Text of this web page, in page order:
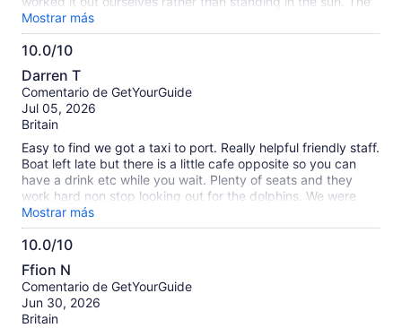
boat trip itself was fine, it was choppy and therefore a lot of
people being sick, Including someone from another party
being sick on someone in our party. No support or check in
clothing. Disappointing that there was no time at the end of
the trip to go to the toilet, or pop into a shop or two whilst
there. Just to get some water after the difficulties on the
boat. We saw dolphins which was great, but it was a bit of a
rush, out we go, find the dolphins back you come… no
commentary, nothing about the island etc.
Mostrar más
10.0/10
10.0
de
10
Darren T
Comentario de GetYourGuide
Jul 05, 2026
Britain
Easy to find we got a taxi to port. Really helpful friendly staff.
Boat left late but there is a little cafe opposite so you can
have a drink etc while you wait. Plenty of seats and they
work hard non stop looking out for the dolphins. We were
lucky enough to find a school of dolphins and followed them
was amazing. Really fun trip would recommend.
Mostrar más
10.0/10
10.0
de
10
Ffion N
Comentario de GetYourGuide
Jun 30, 2026
Britain